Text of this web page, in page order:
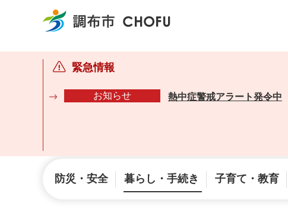
調布市
緊急情報
お知らせ 熱中症警戒アラート発令中
防災・安全 暮らし・手続き 子育て・教育